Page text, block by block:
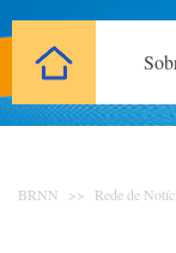
BRNN >> Rede de